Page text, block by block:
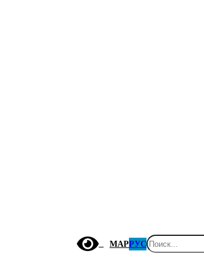
МАРРУСПоиск